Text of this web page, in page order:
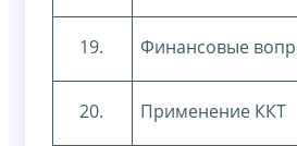
19. Финансовые
20. Применение ККТ